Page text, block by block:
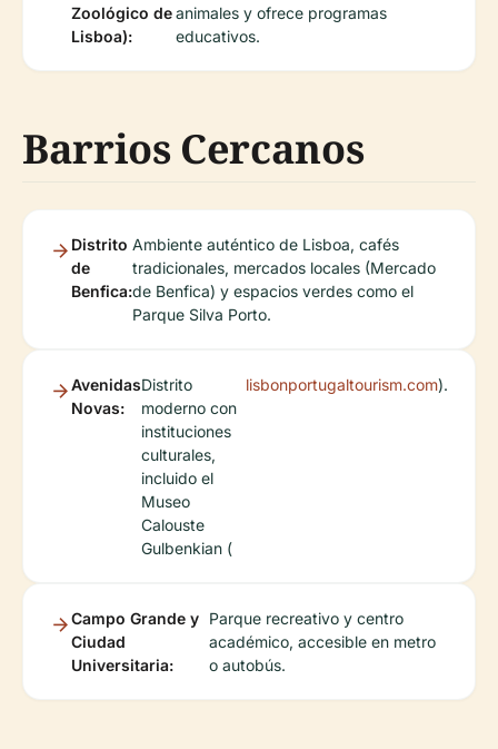
Zoológico de
Lisboa):
animales y ofrece programas
educativos.
Barrios Cercanos
Distrito
de
Benfica:
Ambiente auténtico de Lisboa, cafés
tradicionales, mercados locales (Mercado
de Benfica) y espacios verdes como el
Parque Silva Porto.
Avenidas
Novas:
Distrito
moderno con
instituciones
culturales,
incluido el
Museo
Calouste
Gulbenkian (
lisbonportugaltourism.com).
Campo Grande y
Ciudad
Universitaria:
Parque recreativo y centro
académico, accesible en metro
o autobús.